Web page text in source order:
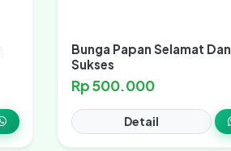
Bunga Papan Selamat Dan
Sukses
Rp 500.000
Detail